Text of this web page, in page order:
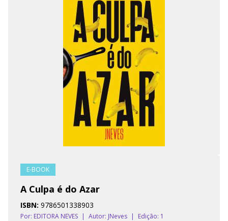
E-BOOK
A Culpa é do Azar
ISBN: 9786501338903
Por: EDITORA NEVES | Autor: JNeves |
Edição: 1